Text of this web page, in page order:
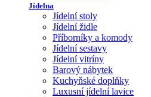
Jídelna
Jídelní stoly
Jídelní židle
Příborníky a komody
Jídelní sestavy
Jídelní vitríny
Barový nábytek
Kuchyňské doplňky
Luxusní jídelní lavice